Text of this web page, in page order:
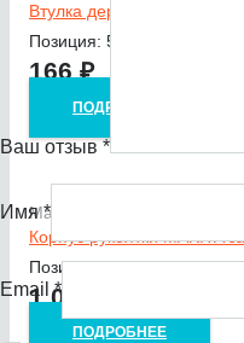
Ваш отзыв*
Имя*
Email*
Втулка держателя для
Позиция: 5
166₽
ПОДРОБНЕЕ
Makita
Корпус рукоятки MAKITA
Позиция: 84, 92
1 021
ПОДРОБНЕЕ